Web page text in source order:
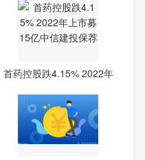
首药控股跌4.15% 2022年